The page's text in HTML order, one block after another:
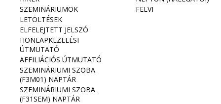
SZEMINÁRIUMOK
LETÖLTÉSEK
ELFELEJTETT JELSZÓ
HONLAPKEZELÉSI
ÚTMUTATÓ
AFFILIÁCIÓS ÚTMUTATÓ
SZEMINÁRIUMI SZOBA
(F3M01) NAPTÁR
SZEMINÁRIUMI SZOBA
(F31SEM) NAPTÁR
FELVI